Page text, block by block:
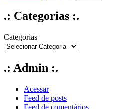
.: Categorias :.
Categorias
.: Admin :.
Acessar
Feed de posts
Feed de comentários